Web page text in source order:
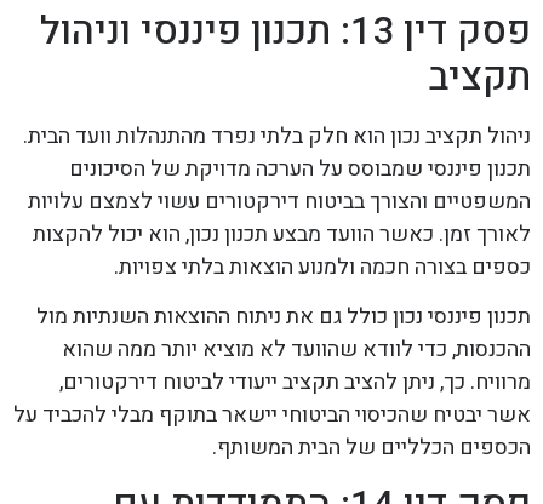
פסק דין 13: תכנון פיננסי וניהול
תקציב
ניהול תקציב נכון הוא חלק בלתי נפרד מהתנהלות וועד הבית.
תכנון פיננסי שמבוסס על הערכה מדויקת של הסיכונים
המשפטיים והצורך בביטוח דירקטורים עשוי לצמצם עלויות
לאורך זמן. כאשר הוועד מבצע תכנון נכון, הוא יכול להקצות
כספים בצורה חכמה ולמנוע הוצאות בלתי צפויות.
תכנון פיננסי נכון כולל גם את ניתוח ההוצאות השנתיות מול
ההכנסות, כדי לוודא שהוועד לא מוציא יותר ממה שהוא
מרוויח. כך, ניתן להציב תקציב ייעודי לביטוח דירקטורים,
אשר יבטיח שהכיסוי הביטוחי יישאר בתוקף מבלי להכביד על
הכספים הכלליים של הבית המשותף.